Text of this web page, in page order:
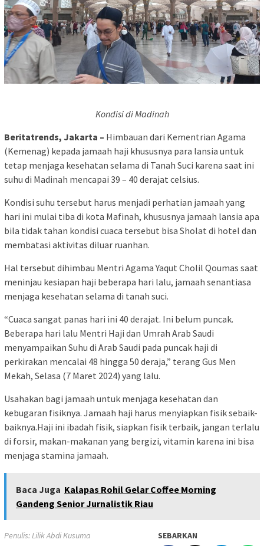
Kondisi di Madinah
Beritatrends, Jakarta – Himbauan dari Kementrian Agama
(Kemenag) kepada jamaah haji khususnya para lansia untuk
tetap menjaga kesehatan selama di Tanah Suci karena saat ini
suhu di Madinah mencapai 39 – 40 derajat celsius.
Kondisi suhu tersebut harus menjadi perhatian jamaah yang
hari ini mulai tiba di kota Mafinah, khususnya jamaah lansia apa
bila tidak tahan kondisi cuaca tersebut bisa Sholat di hotel dan
membatasi aktivitas diluar ruanhan.
Hal tersebut dihimbau Mentri Agama Yaqut Cholil Qoumas saat
meninjau kesiapan haji beberapa hari lalu, jamaah senantiasa
menjaga kesehatan selama di tanah suci.
“Cuaca sangat panas hari ini 40 derajat. Ini belum puncak.
Beberapa hari lalu Mentri Haji dan Umrah Arab Saudi
menyampaikan Suhu di Arab Saudi pada puncak haji di
perkirakan mencalai 48 hingga 50 deraja,” terang Gus Men
Mekah, Selasa (7 Maret 2024) yang lalu.
Usahakan bagi jamaah untuk menjaga kesehatan dan
kebugaran fisiknya. Jamaah haji harus menyiapkan fisik sebaik-
baiknya.Haji ini ibadah fisik, siapkan fisik terbaik, jangan terlalu
di forsir, makan-makanan yang bergizi, vitamin karena ini bisa
menjaga stamina jamaah.
Baca Juga Kalapas Rohil Gelar Coffee Morning
Gandeng Senior Jurnalistik Riau
Penulis: Lilik Abdi Kusuma SEBARKAN